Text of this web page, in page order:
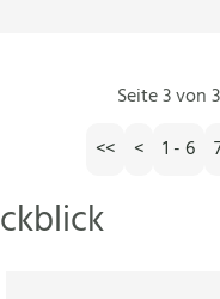
Seite 3 von
<<
< 1 - 6